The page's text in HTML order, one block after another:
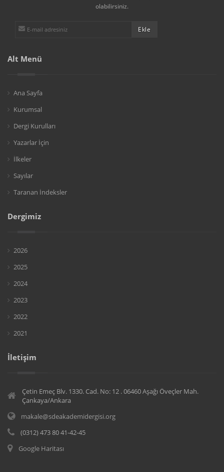
olabilirsiniz.
Alt Menü
Ana Sayfa
Kurumsal
Dergi Kurulları
Yazarlar İçin
İlkeler
Sayılar
Taranan İndeksler
Dergimiz
2026
2025
2024
2023
2022
2021
İletişim
Çetin Emeç Blv. 1330. Cad. No: 12 . 06460 Aşağı Öveçler Mah.
Çankaya/Ankara
makale@sdeakademidergisi.org
(0312) 473 80 41-42-45
Google Haritası